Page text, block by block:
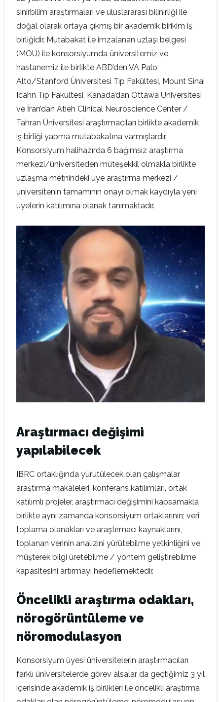
sinirbilim araştırmaları ve uluslararası bilinirliği ile
doğal olarak ortaya çıkmış bir akademik birikim iş
birliğidir. Mutabakat ile imzalanan uzlaşı belgesi
(MOU) ile konsorsiyumda üniversitemiz ve
hastanemiz ile birlikte ABD’den VA Palo
Alto/Stanford Üniversitesi Tıp Fakültesi, Mount Sinai
Icahn Tıp Fakültesi, Kanada’dan Ottawa Universitesi
ve İran’dan Atieh Clinical Neuroscience Center /
Tahran Üniversitesi araştırmacıları birlikte akademik
iş birliği yapma mutabakatına varmışlardır.
Konsorsiyum halihazırda 6 bağımsız araştırma
merkezi/üniversiteden müteşekkil olmakla birlikte
uzlaşma metnindeki üye araştırma merkezi /
üniversitenin tamamının onayı olmak kaydıyla yeni
üyelerin katılımına olanak tanımaktadır.
Araştırmacı değişimi
yapılabilecek
IBRC ortaklığında yürütülecek olan çalışmalar
araştırma makaleleri, konferans katılımları, ortak
katılımlı projeler, araştırmacı değişimini kapsamakla
birlikte aynı zamanda konsorsiyum ortaklarının; veri
toplama olanakları ve araştırmacı kaynaklarını,
toplanan verinin analizini yürütebilme yetkinliğini ve
müşterek bilgi üretebilme / yöntem geliştirebilme
kapasitesini artırmayı hedeflemektedir.
Öncelikli araştırma odakları,
nörogörüntüleme ve
nöromodulasyon
Konsorsiyum üyesi üniversitelerin araştırmacıları
farklı üniversitelerde görev alsalar da geçtiğimiz 3 yıl
içerisinde akademik iş birlikleri ile öncelikli araştırma